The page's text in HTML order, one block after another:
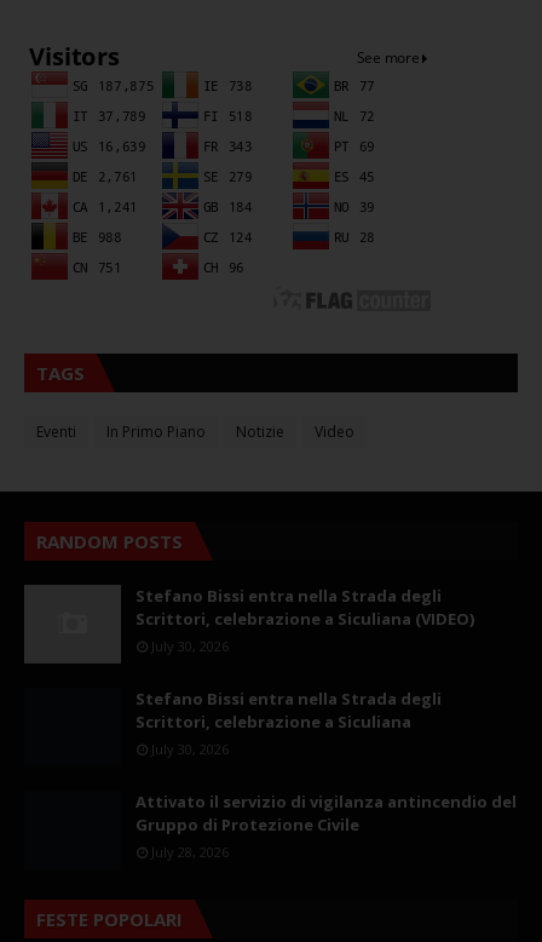
TAGS
Eventi In Primo Piano Notizie Video
RANDOM POSTS
Stefano Bissi entra nella Strada degli
Scrittori, celebrazione a Siculiana (VIDEO)
July 30, 2026
Stefano Bissi entra nella Strada degli
Scrittori, celebrazione a Siculiana
July 30, 2026
Attivato il servizio di vigilanza antincendio del
Gruppo di Protezione Civile
July 28, 2026
FESTE POPOLARI